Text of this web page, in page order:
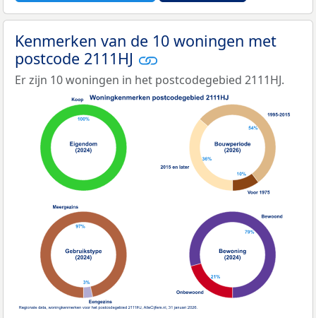
Kenmerken van de 10 woningen met
postcode 2111HJ
Er zijn 10 woningen in het postcodegebied 2111HJ.